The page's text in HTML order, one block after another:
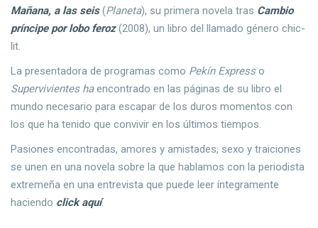
Mañana, a las seis(Planeta), su primera novela tras Cambio
príncipe por lobo feroz(2008), un libro del llamado género chic-
lit.
La presentadora de programas como Pekín Expresso
Supervivientes haencontrado en las páginas de su libro el
mundo necesario para escapar de los duros momentos con
los que ha tenido que convivir en los últimos tiempos.
Pasiones encontradas, amores y amistades, sexo y traiciones
se unen en una novela sobre la que hablamos con la periodista
extremeña en una entrevista que puede leer íntegramente
haciendo click aquí.